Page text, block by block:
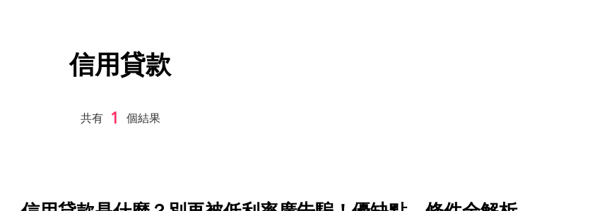
信用貸款
共有 1 個結果